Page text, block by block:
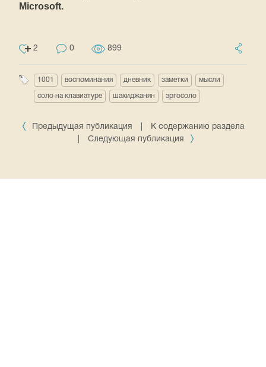
Microsoft.
2 0 899
1001 воспоминания дневник заметки мысли
соло на клавиатуре шахиджанян эргосоло
Предыдущая публикация
К содержанию раздела
Следующая публикация